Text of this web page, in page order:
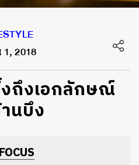
1, 2018
ถึงเอกลักษณ์
นบึง